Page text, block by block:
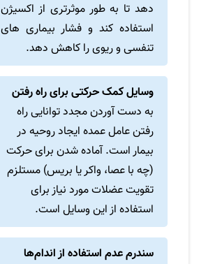
دهد تا به طور موثرتری از اکسیژن
استفاده کند و فشار بیماری های
تنفسی و ریوی را کاهش دهد.
وسایل کمک حرکتی برای راه رفتن
به دست آوردن مجدد توانایی راه
رفتن عامل عمده ایجاد روحیه در
بیمار است. آماده شدن برای حرکت
(چه با عصا، واکر یا بریس) مستلزم
تقویت عضلات مورد نیاز برای
استفاده از این وسایل است.
سندرم عدم استفاده از اندام‌ها